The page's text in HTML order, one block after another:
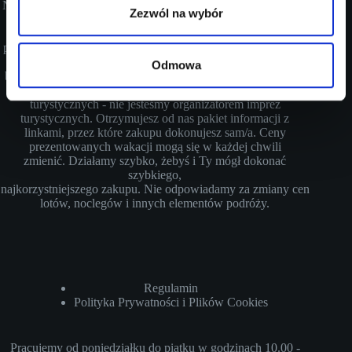
Zezwól na wybór
Odmowa
Nie jesteśmy biurem podróży. Zajmujemy się poszukiwaniem
najlepszych i najkorzystniejszych ofert linii lotniczych,
noclegów i
planowaniem Twojej wymarzonej podróży, mając na uwadze
Twój
budżet i oczekiwania. Zgodnie z ustawą z dn. 24.11.2017r. o
imprezach turystycznych i powiązanych usługach
turystycznych - nie jesteśmy organizatorem imprez
turystycznych. Otrzymujesz od nas pakiet informacji z
linkami, przez które zakupu dokonujesz sam/a. Ceny
prezentowanych wakacji mogą się w każdej chwili
zmienić. Działamy szybko, żebyś i Ty mógł dokonać
szybkiego,
najkorzystniejszego zakupu. Nie odpowiadamy za zmiany cen
lotów, noclegów i innych elementów podróży.
Regulamin
Polityka Prywatności i Plików Cookies
Pracujemy od poniedziałku do piątku w godzinach 10.00 -